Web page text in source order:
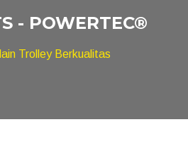
- POWERTEC®
Trolley Berkualitas